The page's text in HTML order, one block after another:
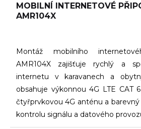
MOBILNÍ INTERNETOVÉ
AMR104X
Montáž mobilního
AMR104X zajišťuje rychlý a
internetu v karavanech a
obsahuje výkonnou 4G LTE CAT
čtyřprvkovou 4G anténu a barevný
kontrolu signálu a datového